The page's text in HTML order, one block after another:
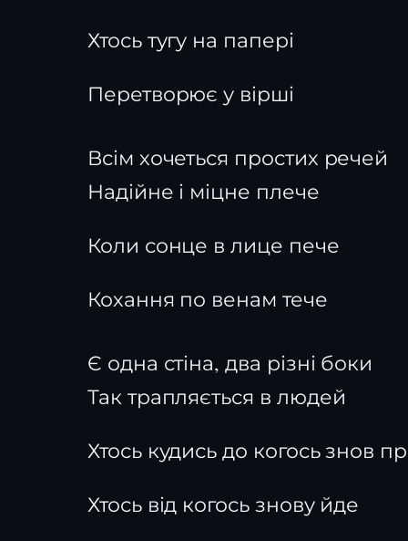
Хтось тугу на папері
Перетворює у вірші
Всім хочеться простих речей
Надійне і міцне плече
Коли сонце в лице пече
Кохання по венам тече
Є одна стіна, два різні боки
Так трапляється в людей
Хтось кудись до когось знов
Хтось від когось знову йде